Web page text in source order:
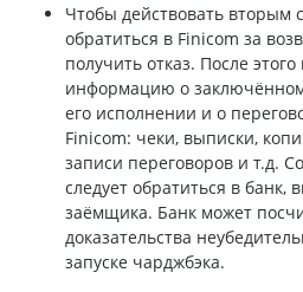
Чтобы действовать вторым
обратиться в Finicom за
получить отказ. После
информацию о
его исполнении и о
Finicom: чеки, выписки,
записи переговоров и т.д.
следует обратиться в банк,
заёмщика. Банк может
доказательства
запуске чарджбэка.